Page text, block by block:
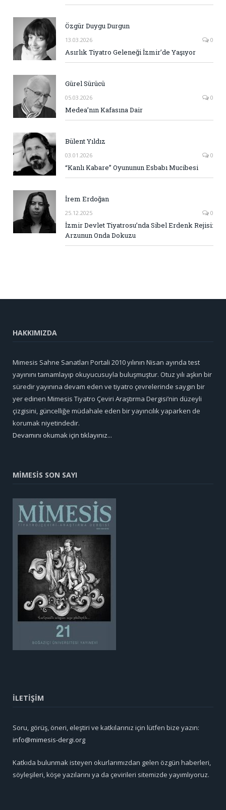
Özgür Duygu Durgun
13.03.2026 0
Asırlık Tiyatro Geleneği İzmir’de Yaşıyor
Gürel Sürücü
05.03.2026 0
Medea’nın Kafasına Dair
Bülent Yıldız
03.01.2026 0
“Kanlı Kabare” Oyununun Esbabı Mucibesi
İrem Erdoğan
25.12.2025 0
İzmir Devlet Tiyatrosu’nda Sibel Erdenk Rejisi:
Arzunun Onda Dokuzu
HAKKIMIZDA
Mimesis Sahne Sanatları Portali 2010 yılının Nisan ayında test
yayınını tamamlayıp okuyucusuyla buluşmuştur. Otuz yılı aşkın bir
süredir yayınına devam eden ve tiyatro çevrelerinde saygın bir
yer edinen Mimesis Tiyatro Çeviri Araştırma Dergisi’nin düzeyli
çizgisini, güncelliğe müdahale eden bir yayıncılık yaparken de
korumak niyetindedir.
Devamını okumak için tıklayınız...
MİMESİS SON SAYI
İLETİŞİM
Soru, görüş, öneri, eleştiri ve katkılarınız için lütfen bize yazın:
info@mimesis-dergi.org
Katkıda bulunmak isteyen okurlarımızdan gelen özgün haberleri,
söyleşileri, köşe yazılarını ya da çevirileri sitemizde yayımlıyoruz.